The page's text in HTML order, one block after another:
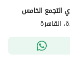
التجمع الخامس
القاهرة